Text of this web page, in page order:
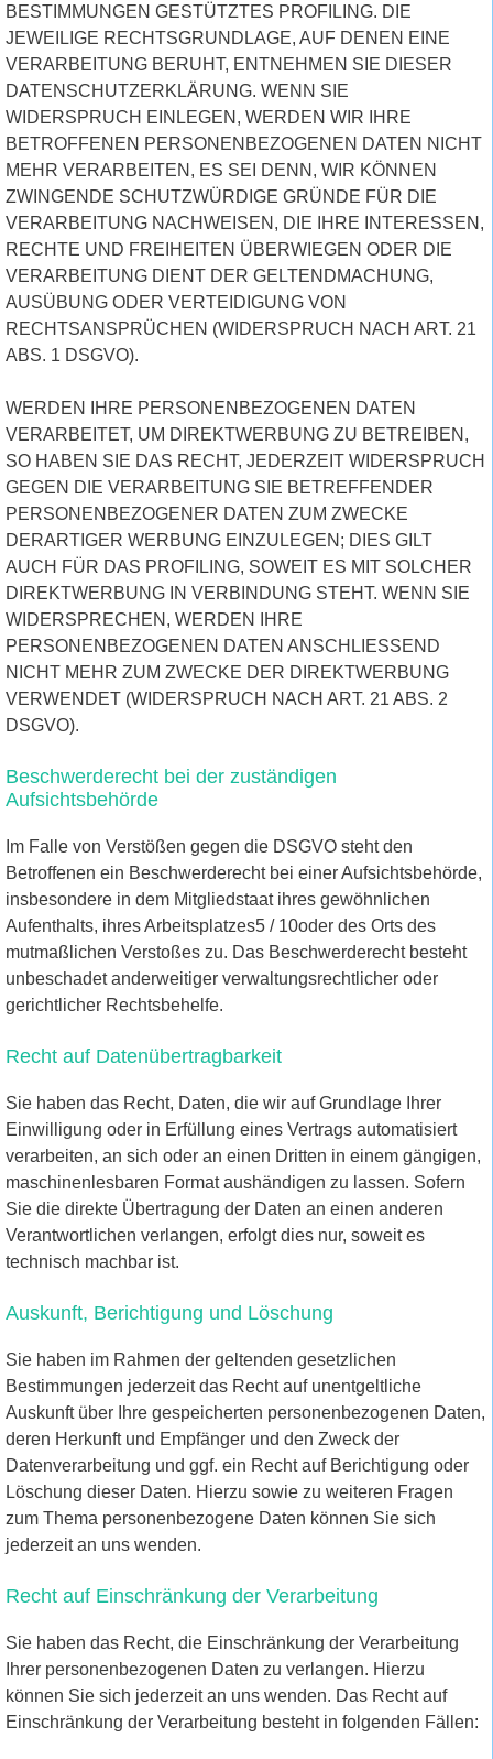
BESTIMMUNGEN GESTÜTZTES PROFILING. DIE
JEWEILIGE RECHTSGRUNDLAGE, AUF DENEN EINE
VERARBEITUNG BERUHT, ENTNEHMEN SIE DIESER
DATENSCHUTZERKLÄRUNG. WENN SIE
WIDERSPRUCH EINLEGEN, WERDEN WIR IHRE
BETROFFENEN PERSONENBEZOGENEN DATEN NICHT
MEHR VERARBEITEN, ES SEI DENN, WIR KÖNNEN
ZWINGENDE SCHUTZWÜRDIGE GRÜNDE FÜR DIE
VERARBEITUNG NACHWEISEN, DIE IHRE INTERESSEN,
RECHTE UND FREIHEITEN ÜBERWIEGEN ODER DIE
VERARBEITUNG DIENT DER GELTENDMACHUNG,
AUSÜBUNG ODER VERTEIDIGUNG VON
RECHTSANSPRÜCHEN (WIDERSPRUCH NACH ART. 21
ABS. 1 DSGVO).
WERDEN IHRE PERSONENBEZOGENEN DATEN
VERARBEITET, UM DIREKTWERBUNG ZU BETREIBEN,
SO HABEN SIE DAS RECHT, JEDERZEIT WIDERSPRUCH
GEGEN DIE VERARBEITUNG SIE BETREFFENDER
PERSONENBEZOGENER DATEN ZUM ZWECKE
DERARTIGER WERBUNG EINZULEGEN; DIES GILT
AUCH FÜR DAS PROFILING, SOWEIT ES MIT SOLCHER
DIREKTWERBUNG IN VERBINDUNG STEHT. WENN SIE
WIDERSPRECHEN, WERDEN IHRE
PERSONENBEZOGENEN DATEN ANSCHLIESSEND
NICHT MEHR ZUM ZWECKE DER DIREKTWERBUNG
VERWENDET (WIDERSPRUCH NACH ART. 21 ABS. 2
DSGVO).
Beschwerderecht bei der zuständigen
Aufsichtsbehörde
Im Falle von Verstößen gegen die DSGVO steht den
Betroffenen ein Beschwerderecht bei einer Aufsichtsbehörde,
insbesondere in dem Mitgliedstaat ihres gewöhnlichen
Aufenthalts, ihres Arbeitsplatzes5 / 10oder des Orts des
mutmaßlichen Verstoßes zu. Das Beschwerderecht besteht
unbeschadet anderweitiger verwaltungsrechtlicher oder
gerichtlicher Rechtsbehelfe.
Recht auf Datenübertragbarkeit
Sie haben das Recht, Daten, die wir auf Grundlage Ihrer
Einwilligung oder in Erfüllung eines Vertrags automatisiert
verarbeiten, an sich oder an einen Dritten in einem gängigen,
maschinenlesbaren Format aushändigen zu lassen. Sofern
Sie die direkte Übertragung der Daten an einen anderen
Verantwortlichen verlangen, erfolgt dies nur, soweit es
technisch machbar ist.
Auskunft, Berichtigung und Löschung
Sie haben im Rahmen der geltenden gesetzlichen
Bestimmungen jederzeit das Recht auf unentgeltliche
Auskunft über Ihre gespeicherten personenbezogenen Daten,
deren Herkunft und Empfänger und den Zweck der
Datenverarbeitung und ggf. ein Recht auf Berichtigung oder
Löschung dieser Daten. Hierzu sowie zu weiteren Fragen
zum Thema personenbezogene Daten können Sie sich
jederzeit an uns wenden.
Recht auf Einschränkung der Verarbeitung
Sie haben das Recht, die Einschränkung der Verarbeitung
Ihrer personenbezogenen Daten zu verlangen. Hierzu
können Sie sich jederzeit an uns wenden. Das Recht auf
Einschränkung der Verarbeitung besteht in folgenden Fällen: